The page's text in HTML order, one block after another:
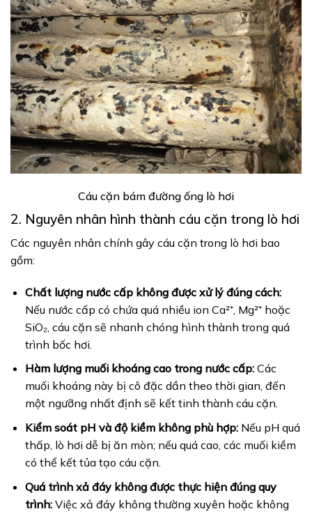
Cáu cặn bám đường ống lò hơi
2. Nguyên nhân hình thành cáu cặn trong lò hơi
Các nguyên nhân chính gây cáu cặn trong lò hơi bao
gồm:
Chất lượng nước cấp không được xử lý đúng cách:
Nếu nước cấp có chứa quá nhiều ion Ca²⁺, Mg²⁺ hoặc
SiO₂, cáu cặn sẽ nhanh chóng hình thành trong quá
trình bốc hơi.
Hàm lượng muối khoáng cao trong nước cấp:Các
muối khoáng này bị cô đặc dần theo thời gian, đến
một ngưỡng nhất định sẽ kết tinh thành cáu cặn.
Kiểm soát pH và độ kiềm không phù hợp:Nếu pH quá
thấp, lò hơi dễ bị ăn mòn; nếu quá cao, các muối kiềm
có thể kết tủa tạo cáu cặn.
Quá trình xả đáy không được thực hiện đúng quy
trình:Việc xả đáy không thường xuyên hoặc không